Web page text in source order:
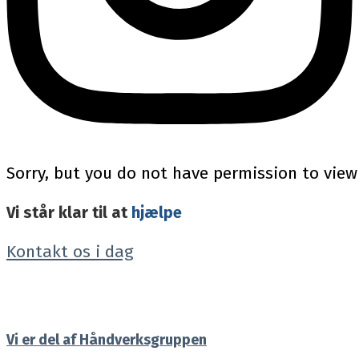
Sorry, but you do not have permission to
Vi står klar til at hjælpe
Kontakt os i dag
Vi er del af Håndverksgruppen